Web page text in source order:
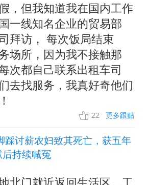
，但我知道我在国内工作
一线知名企业的贸易部
拜访， 每次饭局结束
场所，因为我不接触那
次都自己联系出租车司
去找服务，我真好奇他们
22 更多跟贴
踩讨薪农妇致其死亡，获五年
持续喊冤